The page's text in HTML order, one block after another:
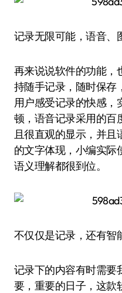
记录无限可能，语音、
再来说说软件的功能，
持随手记录，随时保存
用户感受记录的快感，
顿，语音记录采用的百
且很直观的显示，并
的文字体现，小编实际
语义理解都很到位。
不仅仅是记录，还有智
记录下的内容有时需要
要，重要的日子，这款